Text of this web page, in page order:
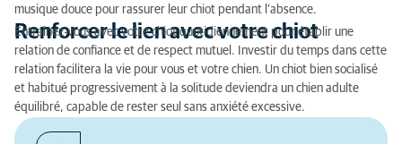
musique douce pour rassurer leur chiot pendant l’absence.
Renforcer le lien avec votre chiot
Entraînez-vous avec votre chiot quotidiennement pour établir une
relation de confiance et de respect mutuel. Investir du temps dans cette
relation facilitera la vie pour vous et votre chien. Un chiot bien socialisé
et habitué progressivement à la solitude deviendra un chien adulte
équilibré, capable de rester seul sans anxiété excessive.